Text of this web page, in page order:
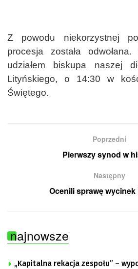
Z powodu niekorzystnej
procesja została
udziałem biskupa naszej
Lityńskiego, o 14:30 w
Świętego.
Poprzedni
Pierwszy synod w
Następny
Ocenili sprawę wycinek
najnowsze
„Kapitalna rekacja zespołu” –